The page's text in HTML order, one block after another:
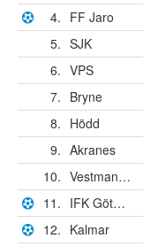
4. FF Jaro
5. SJK
6. VPS
7. Bryne
8. Hödd
9. Akranes
10.
Vestmannaeyja
11.
IFK Göteborg
12. Kalmar